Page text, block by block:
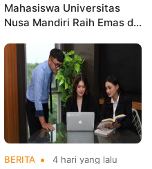
Mahasiswa Universitas
Nusa Mandiri Raih Emas di
Indonesia Open
Championships 2026
BERITA 4 hari yang lalu